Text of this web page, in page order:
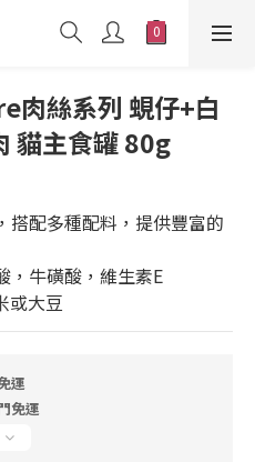
絲系列 蜆仔+白
貓主食罐 80g
搭配多種配料，提供豐富的
，牛磺酸，維生素E
或大豆
運
免運